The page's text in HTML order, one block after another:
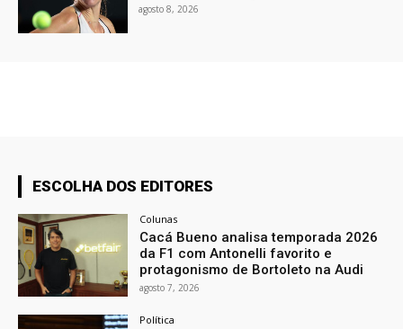
agosto 8, 2026
ESCOLHA DOS EDITORES
Colunas
Cacá Bueno analisa temporada 2026
da F1 com Antonelli favorito e
protagonismo de Bortoleto na Audi
agosto 7, 2026
Política